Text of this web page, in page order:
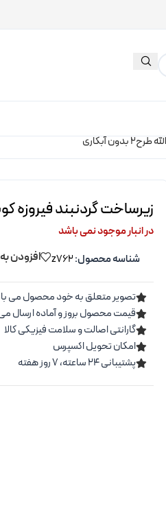
آبکاری
زیرساخت گردنبند فیروزه کوبی الله
در انبار موجود نمی باشد
شناسه محصول:z762 افزودن
تصویر متعلق به خود محصول می
قیمت محصول بروز و آماده ارسال
گارانتی اصالت و سلامت فیزیکی کالا
امکان تحویل اکسپرس
پشتیبانی ۲۴ ساعته، ۷ روز هفته